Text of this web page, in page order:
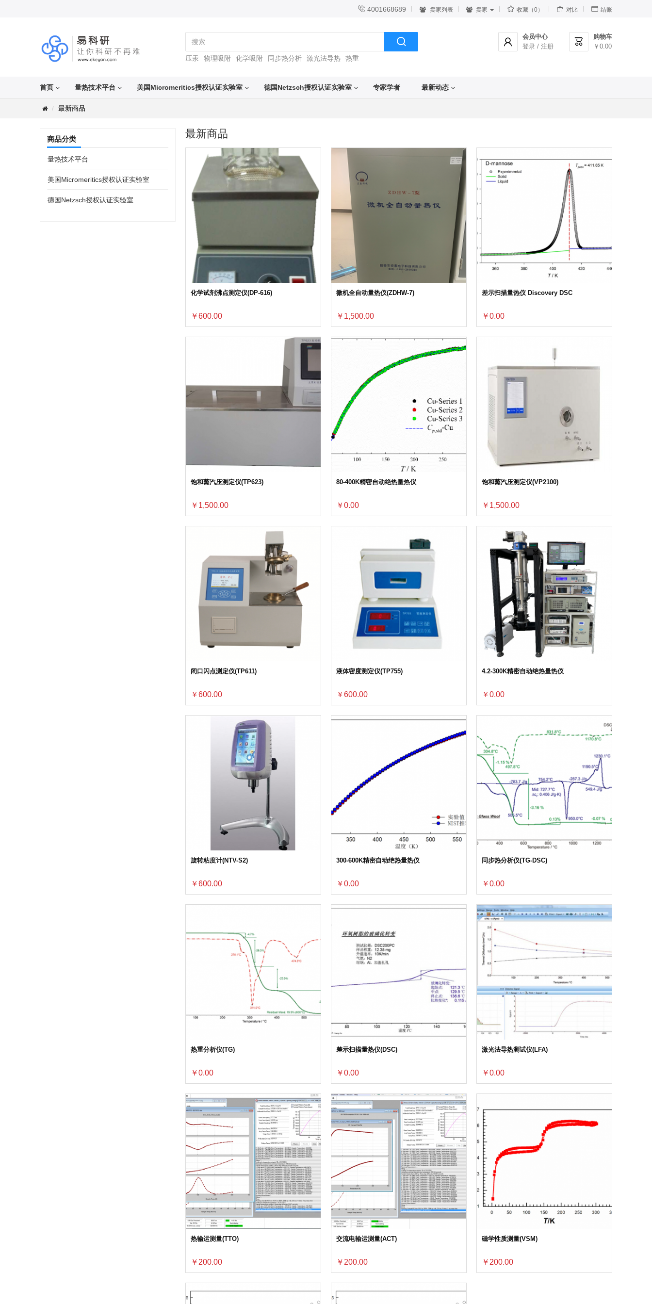
 4001668689 卖家列表 卖家  收藏（0）  对比  结账

压汞 物理吸附 化学吸附 同步热分析 激光法导热 热重

购物车
￥0.00

会员中心
登录 / 注册
首页 量热技术平台 美国Micromeritics授权认证实验室 德国Netzsch授权认证实验室 专家学者 最新动态
最新商品
商品分类
量热技术平台
美国Micromeritics授权认证实验室
德国Netzsch授权认证实验室
最新商品
化学试剂沸点测定仪(DP-616)
￥600.00
微机全自动量热仪(ZDHW-7)
￥1,500.00
差示扫描量热仪 Discovery DSC
￥0.00
饱和蒸汽压测定仪(TP623)
￥1,500.00
80-400K精密自动绝热量热仪
￥0.00
饱和蒸汽压测定仪(VP2100)
￥1,500.00
闭口闪点测定仪(TP611)
￥600.00
液体密度测定仪(TP755)
￥600.00
4.2-300K精密自动绝热量热仪
￥0.00
旋转粘度计(NTV-S2)
￥600.00
300-600K精密自动绝热量热仪
￥0.00
同步热分析仪(TG-DSC)
￥0.00
热重分析仪(TG)
￥0.00
差示扫描量热仪(DSC)
￥0.00
激光法导热测试仪(LFA)
￥0.00
热输运测量(TTO)
￥200.00
交流电输运测量(ACT)
￥200.00
磁学性质测量(VSM)
￥200.00